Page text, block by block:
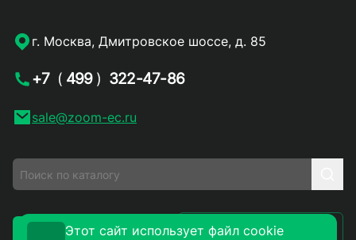
г. Москва, Дмитровское шоссе, д. 85
+7 ( 499 ) 322-47-86
sale@zoom-ec.ru
Заказать звонок Написать письмо
Этот сайт использует файл cookie